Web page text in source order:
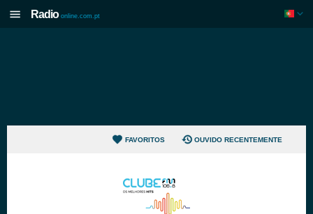
Radio online.com.pt
FAVORITOS OUVIDO RECENTEMENTE